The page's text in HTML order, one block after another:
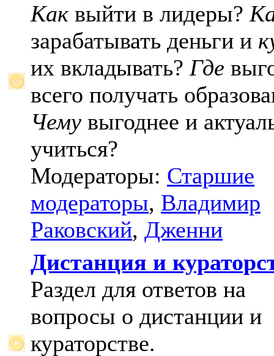
Как выйти в лидеры?
зарабатывать деньги и
их вкладывать? Где
всего получать
Чему выгоднее и
учиться?
Модераторы: Старшие
модераторы, Владимир
Раковский, Дженни
Дистанция и
Раздел для ответов на
вопросы о дистанции и
кураторстве.